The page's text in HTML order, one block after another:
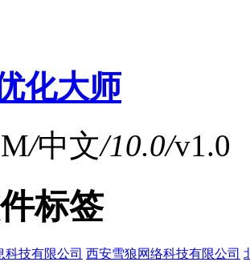
化大师
/中文/10.0/v1.0
标签
科技有限公司 西安雪狼网络科技有限公司